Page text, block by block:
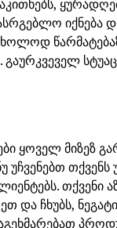
იქნება
ყოველ მიზეზ
უჩვენებთ
თქვენი
და ჩხუბს,